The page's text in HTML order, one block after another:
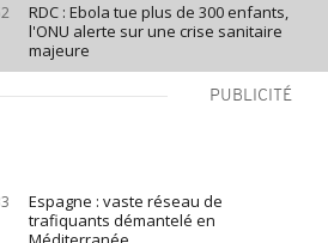
RDC : Ebola tue plus de 300 enfants,
l'ONU alerte sur une crise sanitaire
majeure
PUBLICITÉ
Espagne : vaste réseau de
trafiquants démantelé en